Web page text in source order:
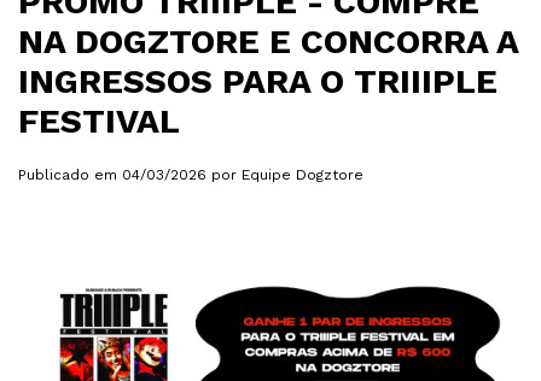
NA DOGZTORE E CONCORRA A
INGRESSOS PARA O TRIIIPLE
FESTIVAL
Publicado em 04/03/2026 por Equipe Dogztore